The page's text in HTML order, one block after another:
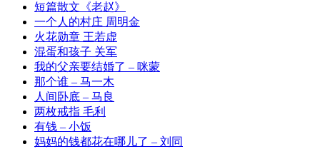
短篇散文《老赵》
一个人的村庄 周明金
火花勋章 王若虚
混蛋和孩子 关军
我的父亲要结婚了 – 咪蒙
那个谁 – 马一木
人间卧底 – 马良
两枚戒指 毛利
有钱 – 小饭
妈妈的钱都花在哪儿了 – 刘同